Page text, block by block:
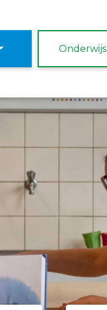
Onderwijs